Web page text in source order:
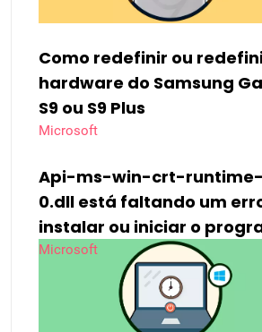
Como redefinir ou
hardware do Samsung
S9 ou S9 Plus
Microsoft
Api-ms-win-crt-runtime-
0.dll está faltando um
instalar ou iniciar o
Microsoft